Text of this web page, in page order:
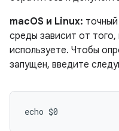
macOS и Linux:
среды зависит от
используете. Чтобы
запущен, введите
echo $0